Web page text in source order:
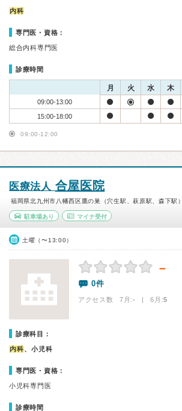
内科
専門医・資格：
総合内科専門医
診療時間
月 火 水 木
09:00-13:00
15:00-18:00
09:00-12:00
医療法人 合屋医院
福岡県北九州市八幡西区鷹の巣（穴生駅、萩原駅、森下駅）
駐車場あり マイナ受付
土曜（〜13:00）
－
0件
アクセス数 7月:- | 6月:5
診療科目：
内科、小児科
専門医・資格：
小児科専門医
診療時間